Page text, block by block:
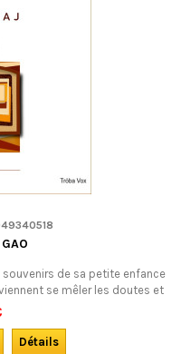
souvenirs de sa petite enfance
se mêler les doutes et
qui évoquent l'Afrique et nous
est-il de notre monde ?
les plans.
Détails